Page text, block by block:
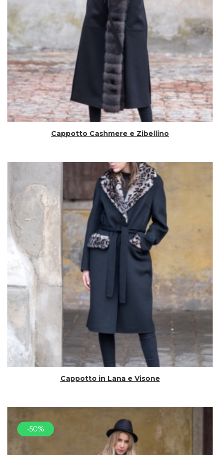
Cappotto Cashmere e Zibellino
Cappotto in Lana e Visone
-50%